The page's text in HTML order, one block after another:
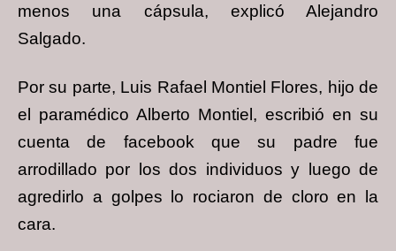
menos una cápsula, explicó Alejandro
Salgado.
Por su parte, Luis Rafael Montiel Flores, hijo de
el paramédico Alberto Montiel, escribió en su
cuenta de facebook que su padre fue
arrodillado por los dos individuos y luego de
agredirlo a golpes lo rociaron de cloro en la
cara.